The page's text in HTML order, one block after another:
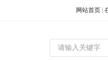
网站首页